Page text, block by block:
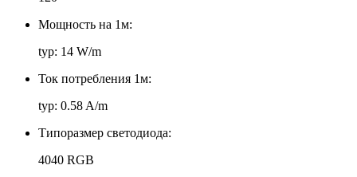
Мощность на 1м:
typ: 14 W/m
Ток потребления 1м:
typ: 0.58 A/m
Типоразмер светодиода:
4040 RGB